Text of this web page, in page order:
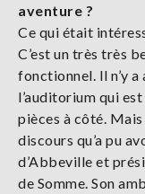
aventure ?
Ce qui était
C’est un très très
fonctionnel. Il n’y
l’auditorium qui
pièces à côté.
discours qu’a pu
d’Abbeville et
de Somme. Son